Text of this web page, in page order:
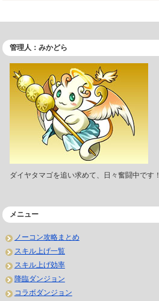
管理人：みかどら
ダイヤタマゴを追い求めて、日々奮闘中です！
メニュー
ノーコン攻略まとめ
スキル上げ一覧
スキル上げ効率
降臨ダンジョン
コラボダンジョン